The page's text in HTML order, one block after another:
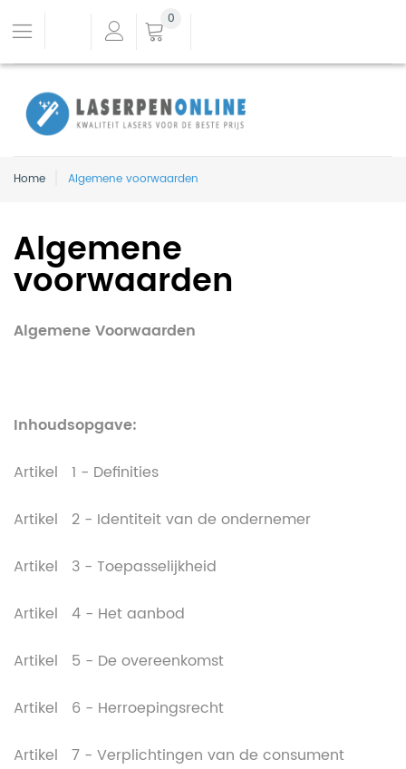
0
Home Algemene voorwaarden
Algemene
voorwaarden
Algemene Voorwaarden
Inhoudsopgave:
Artikel 1 - Definities
Artikel 2 - Identiteit van de ondernemer
Artikel 3 - Toepasselijkheid
Artikel 4 - Het aanbod
Artikel 5 - De overeenkomst
Artikel 6 - Herroepingsrecht
Artikel 7 - Verplichtingen van de consument